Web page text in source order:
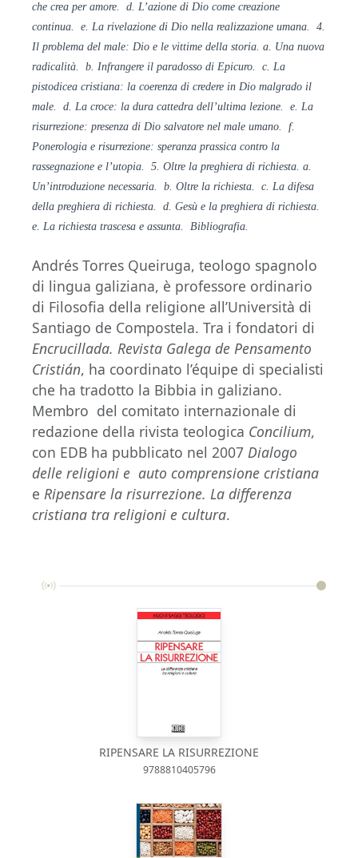
che crea per amore. d. L’azione di Dio come creazione
continua. e. La rivelazione di Dio nella realizzazione umana. 4.
Il problema del male: Dio e le vittime della storia. a. Una nuova
radicalità. b. Infrangere il paradosso di Epicuro. c. La
pistodicea cristiana: la coerenza di credere in Dio malgrado il
male. d. La croce: la dura cattedra dell’ultima lezione. e. La
risurrezione: presenza di Dio salvatore nel male umano. f.
Ponerologia e risurrezione: speranza prassica contro la
rassegnazione e l’utopia. 5. Oltre la preghiera di richiesta. a.
Un’introduzione necessaria. b. Oltre la richiesta. c. La difesa
della preghiera di richiesta. d. Gesù e la preghiera di richiesta.
e. La richiesta trascesa e assunta. Bibliografia.
Andrés Torres Queiruga, teologo spagnolo
di lingua galiziana, è professore ordinario
di Filosofia della religione all’Università di
Santiago de Compostela. Tra i fondatori di
Encrucillada. Revista Galega de Pensamento
Cristián, ha coordinato l’équipe di specialisti
che ha tradotto la Bibbia in galiziano.
Membro del comitato internazionale di
redazione della rivista teologica Concilium,
con EDB ha pubblicato nel 2007 Dialogo
delle religioni e auto comprensione cristiana
e Ripensare la risurrezione. La differenza
cristiana tra religioni e cultura.
RIPENSARE LA RISURREZIONE
9788810405796